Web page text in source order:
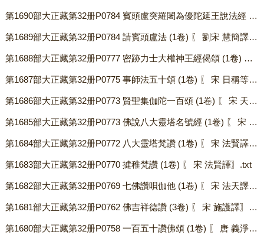
第1690部大正藏第32册P0784 賓頭盧突羅闍為優陀延王說法經 (1卷) 〖劉宋 求那跋陀羅譯〗.txt
第1689部大正藏第32册P0784 請賓頭盧法 (1卷) 〖 劉宋 慧簡譯〗.txt
第1688部大正藏第32册P0777 密跡力士大權神王經偈頌 (1卷) 〖 元管主八撰〗.txt
第1687部大正藏第32册P0775 事師法五十頌 (1卷) 〖 宋 日稱等譯〗.txt
第1686部大正藏第32册P0773 賢聖集伽陀一百頌 (1卷) 〖 宋 天息災譯〗.txt
第1685部大正藏第32册P0773 佛說八大靈塔名號經 (1卷) 〖 宋 法賢譯〗.txt
第1684部大正藏第32册P0772 八大靈塔梵讚 (1卷) 〖 宋 法賢譯〗.txt
第1683部大正藏第32册P0770 揵稚梵讚 (1卷) 〖 宋 法賢譯〗.txt
第1682部大正藏第32册P0769 七佛讚唄伽他 (1卷) 〖 宋 法天譯〗.txt
第1681部大正藏第32册P0762 佛吉祥德讚 (3卷) 〖 宋 施護譯〗.txt
第1680部大正藏第32册P0758 一百五十讚佛頌 (1卷) 〖 唐 義淨譯〗.txt